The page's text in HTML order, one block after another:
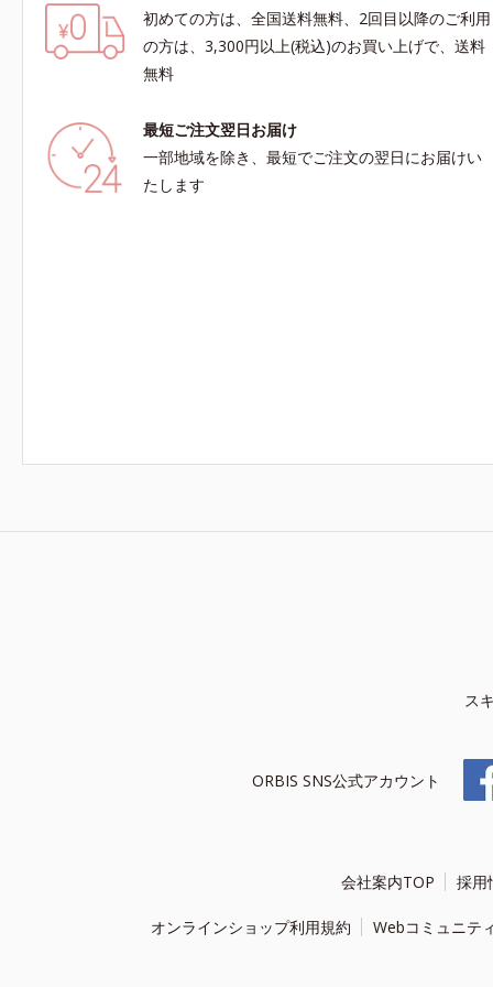
初めての方は、全国送料無料、2回目以降のご利用
の方は、3,300円以上(税込)のお買い上げで、送料
無料
最短ご注文翌日お届け
一部地域を除き、最短でご注文の翌日にお届けい
たします
ス
ORBIS SNS公式アカウント
会社案内TOP 採用
オンラインショップ利用規約 Webコミュニテ